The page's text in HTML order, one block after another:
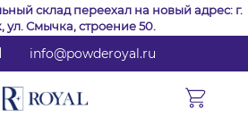
склад переехал на новый адрес: г.
ул. Смычка, строение 50.
info@powderoyal.ru